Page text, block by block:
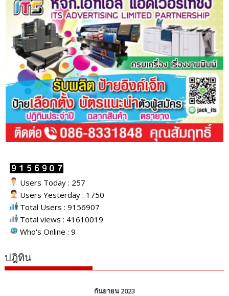
Users Today : 257
Users Yesterday : 1750
Total Users : 9156907
Total views : 41610019
Who's Online : 9
ปฎิทิน
กันยายน 2023